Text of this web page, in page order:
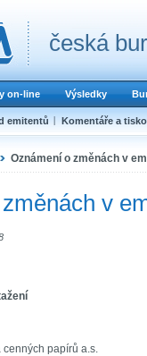
česká
on-line Výsledky
emitentů Komentáře a
Oznámení o změnách v
v
papírů a.s.